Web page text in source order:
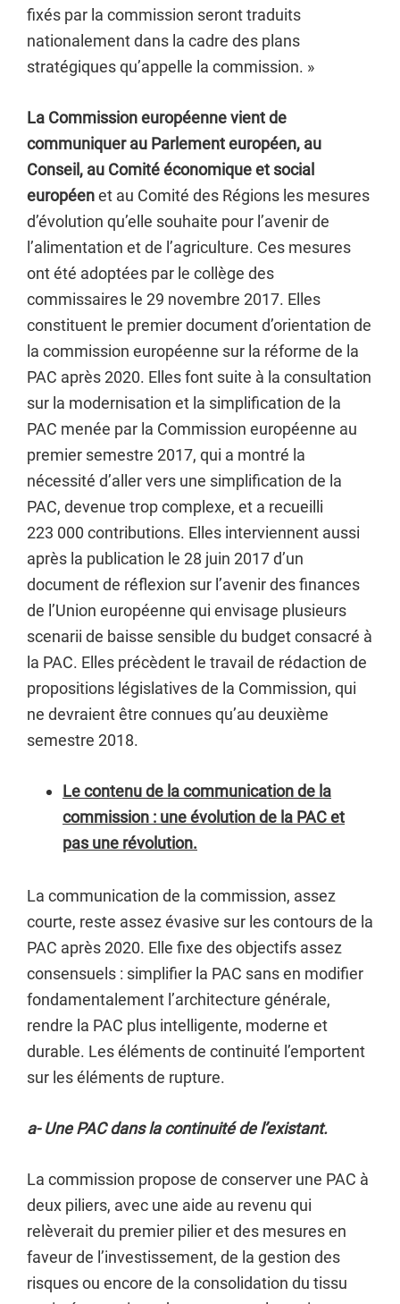
fixés par la commission seront traduits
nationalement dans la cadre des plans
stratégiques qu’appelle la commission. »
La Commission européenne vient de
communiquer au Parlement européen, au
Conseil, au Comité économique et social
européenet au Comité des Régions les mesures
d’évolution qu’elle souhaite pour l’avenir de
l’alimentation et de l’agriculture. Ces mesures
ont été adoptées par le collège des
commissaires le 29 novembre 2017. Elles
constituent le premier document d’orientation de
la commission européenne sur la réforme de la
PAC après 2020. Elles font suite à la consultation
sur la modernisation et la simplification de la
PAC menée par la Commission européenne au
premier semestre 2017, qui a montré la
nécessité d’aller vers une simplification de la
PAC, devenue trop complexe, et a recueilli
223 000 contributions. Elles interviennent aussi
après la publication le 28 juin 2017 d’un
document de réflexion sur l’avenir des finances
de l’Union européenne qui envisage plusieurs
scenarii de baisse sensible du budget consacré à
la PAC. Elles précèdent le travail de rédaction de
propositions législatives de la Commission, qui
ne devraient être connues qu’au deuxième
semestre 2018.
Le contenu de la communication de la
commission : une évolution de la PAC et
pas une révolution.
La communication de la commission, assez
courte, reste assez évasive sur les contours de la
PAC après 2020. Elle fixe des objectifs assez
consensuels : simplifier la PAC sans en modifier
fondamentalement l’architecture générale,
rendre la PAC plus intelligente, moderne et
durable. Les éléments de continuité l’emportent
sur les éléments de rupture.
a- Une PAC dans la continuité de l’existant.
La commission propose de conserver une PAC à
deux piliers, avec une aide au revenu qui
relèverait du premier pilier et des mesures en
faveur de l’investissement, de la gestion des
risques ou encore de la consolidation du tissu